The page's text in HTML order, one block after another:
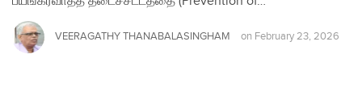
VEERAGATHY THANABALASINGHAM on February 23, 2026